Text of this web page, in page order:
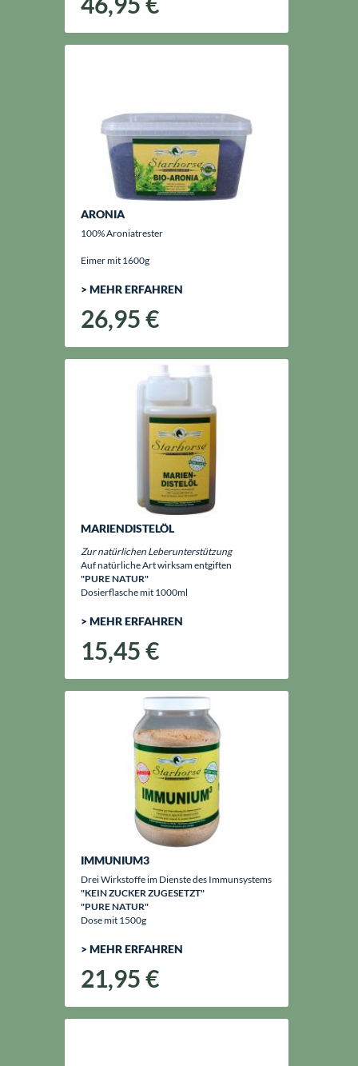
ARONIA
100% Aroniatrester
Eimer mit 1600g
> MEHR ERFAHREN
26,95 €
MARIENDISTELÖL
Zur natürlichen Leberunterstützung
Auf natürliche Art wirksam entgiften
"PURE NATUR"
Dosierflasche mit 1000ml
> MEHR ERFAHREN
15,45 €
IMMUNIUM3
Drei Wirkstoffe im Dienste des Immunsystems
"KEIN ZUCKER ZUGESETZT"
"PURE NATUR"
Dose mit 1500g
> MEHR ERFAHREN
21,95 €